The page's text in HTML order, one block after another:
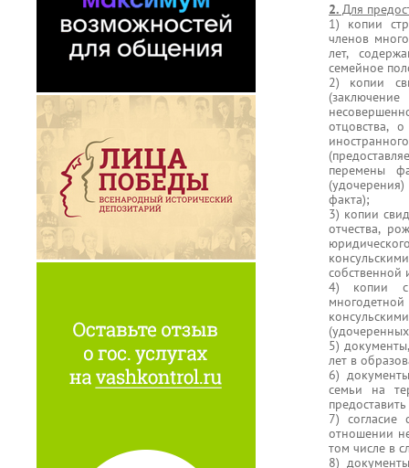
2. Для
1) копии
членов
лет,
семейное
2) копии
отцовства,
перемены
факта);
3) копии
отчества,
собственной
4) копии
5)
лет в
6)
семьи на
7) согласие
отношении
том числе в
8)